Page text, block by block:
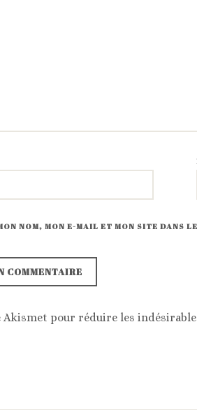
NOM, MON E-MAIL ET MON SITE DANS
Akismet pour réduire les